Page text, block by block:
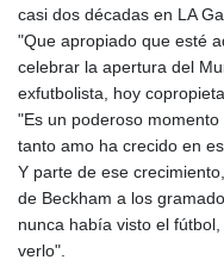
casi dos décadas en LA
"Que apropiado que esté
celebrar la apertura del
exfutbolista, hoy
"Es un poderoso
tanto amo ha crecido en
Y parte de ese
de Beckham a los
nunca había visto el
verlo".